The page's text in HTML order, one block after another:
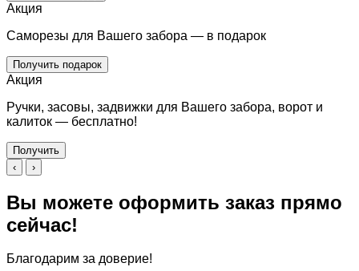
Акция
Саморезы для Вашего забора — в подарок
Получить подарок
Акция
Ручки, засовы, задвижки для Вашего забора, ворот и
калиток — бесплатно!
Получить
‹
›
Вы можете оформить заказ прямо
сейчас!
Благодарим за доверие!